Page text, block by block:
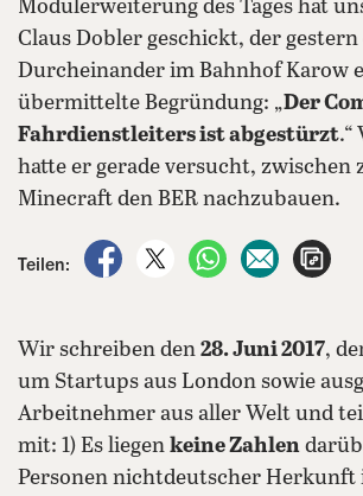
Modulerweiterung des Tages hat
Claus Dobler geschickt, der gestern
Durcheinander im Bahnhof Karow
übermittelte Begründung: „Der
Fahrdienstleiters ist abgestürzt.“
hatte er gerade versucht, zwischen
Minecraft den BER nachzubauen.
Teilen:
auf Facebook teilen
auf X teilenper WhatsApp
per E-
Wir schreiben den 28. Juni 2017,
um Startups aus London sowie
Arbeitnehmer aus aller Welt und
mit: 1) Es liegen keine Zahlen
Personen nichtdeutscher Herkunft